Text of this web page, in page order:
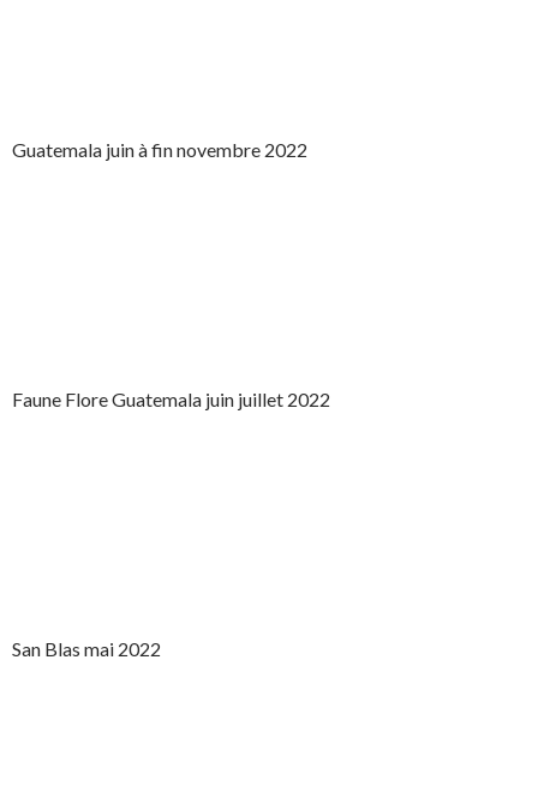
Guatemala juin à fin novembre 2022
Faune Flore Guatemala juin juillet 2022
San Blas mai 2022